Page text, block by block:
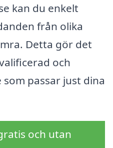
kan du enkelt
från olika
Detta gör det
och
passar just dina
och utan